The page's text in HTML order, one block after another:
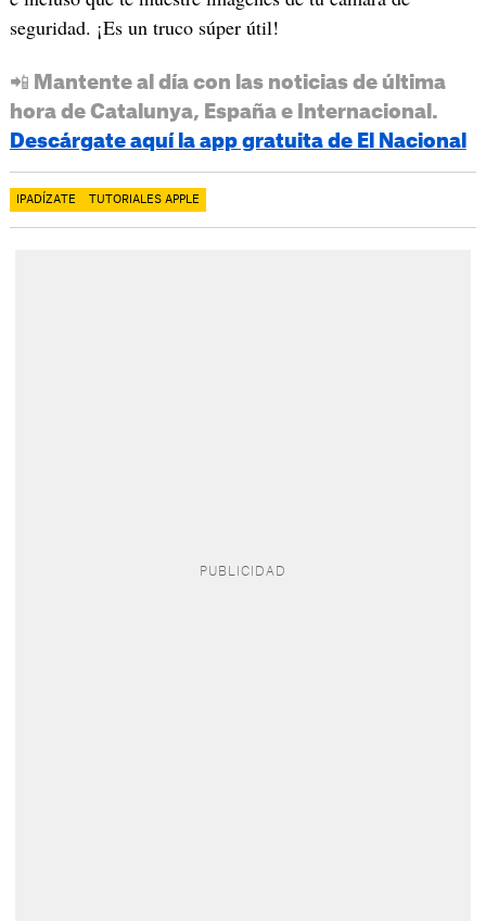
seguridad. ¡Es un truco súper útil!
📲 Mantente al día con las noticias de última
hora de Catalunya, España e Internacional.
Descárgate aquí la app gratuita de El Nacional
IPADÍZATE TUTORIALES APPLE